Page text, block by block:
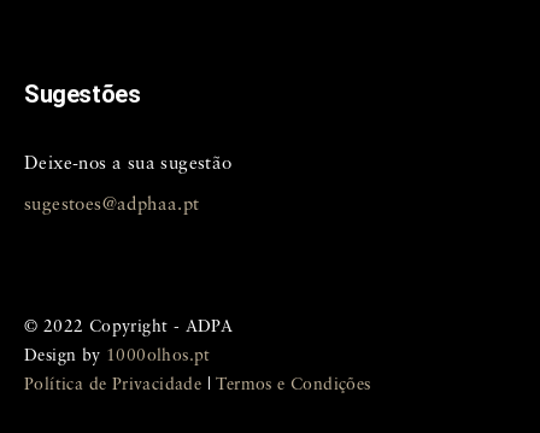
Sugestões
Deixe-nos a sua sugestão
sugestoes@adphaa.pt
© 2022 Copyright - ADPA
Design by 1000olhos.pt
Política de Privacidade |Termos e Condições